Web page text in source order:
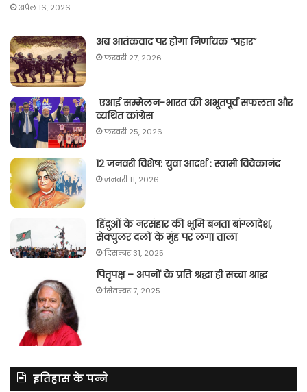
अप्रैल 16, 2026
अब आतंकवाद पर होगा निर्णायक “प्रहार“
फ़रवरी 27, 2026
एआई सम्मेलन-भारत की अभूतपूर्व सफलता और
व्यथित कांग्रेस
फ़रवरी 25, 2026
12 जनवरी विशेष: युवा आदर्श : स्वामी विवेकानंद
जनवरी 11, 2026
हिंदुओं के नरसंहार की भूमि बनता बांग्लादेश,
सेक्युलर दलों के मुंह पर लगा ताला
दिसम्बर 31, 2025
पितृपक्ष – अपनों के प्रति श्रद्धा ही सच्चा श्राद्ध
सितम्बर 7, 2025
इतिहास के पन्ने